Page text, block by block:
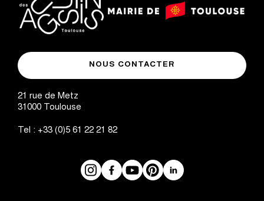
musée
des
de
NOUS CONTACTER
21 rue de Metz
31000 Toulouse
Tel : +33 (0)5 61 22 21 82
Réseaux
InstagramFacebookYouTubePinterestLinkedIn